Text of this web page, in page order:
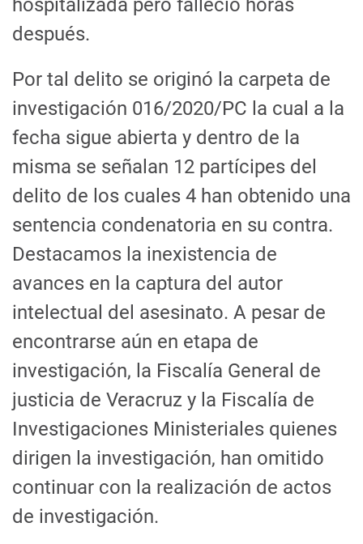
hospitalizada pero falleció horas
después.
Por tal delito se originó la carpeta de
investigación 016/2020/PC la cual a la
fecha sigue abierta y dentro de la
misma se señalan 12 partícipes del
delito de los cuales 4 han obtenido una
sentencia condenatoria en su contra.
Destacamos la inexistencia de
avances en la captura del autor
intelectual del asesinato. A pesar de
encontrarse aún en etapa de
investigación, la Fiscalía General de
justicia de Veracruz y la Fiscalía de
Investigaciones Ministeriales quienes
dirigen la investigación, han omitido
continuar con la realización de actos
de investigación.